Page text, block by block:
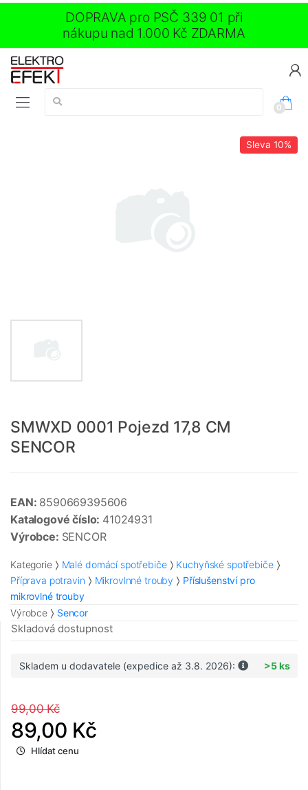
DOPRAVA pro PSČ 339 01 při
nákupu nad 1.000 Kč ZDARMA
Vyhledávání:
0
Sleva 10%
SMWXD 0001 Pojezd 17,8 CM
SENCOR
EAN: 8590669395606
Katalogové číslo: 41024931
Výrobce: SENCOR
Kategorie Malé domácí spotřebiče
Kuchyňské spotřebiče
Příprava potravin
Mikrovlnné trouby
Příslušenství pro
mikrovlné trouby
Výrobce
Sencor
Skladová dostupnost
Skladem u dodavatele (expedice až 3.8. 2026): >5 ks
99,00 Kč
89,00 Kč
Hlídat cenu